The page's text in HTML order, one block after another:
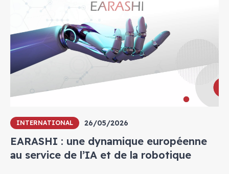
INTERNATIONAL 26/05/2026
EARASHI : une dynamique européenne
au service de l’IA et de la robotique